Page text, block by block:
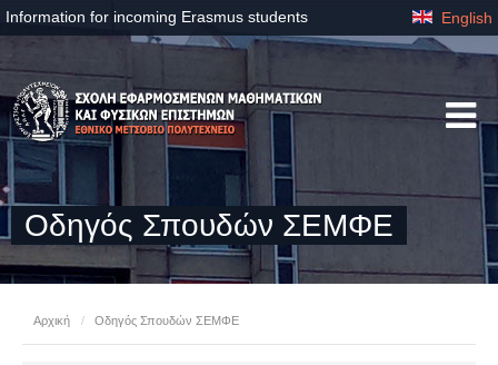
Information for incoming Erasmus students English
Οδηγός Σπουδών ΣΕΜΦΕ
Αρχική / Οδηγός Σπουδών ΣΕΜΦΕ